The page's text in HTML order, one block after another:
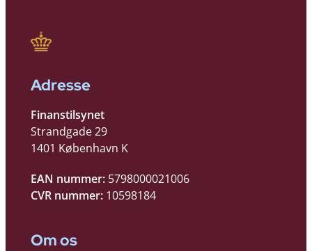
Adresse
Finanstilsynet
Strandgade 29
1401 København K
EAN nummer: 5798000021006
CVR nummer: 10598184
Om os